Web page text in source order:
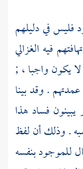
فليس في دليلهم
فيه الغزالي
يكون واجبا ، ;
. وقد بينا
فساد هذا
. وذلك أن لفظ
للموجود بنفسه